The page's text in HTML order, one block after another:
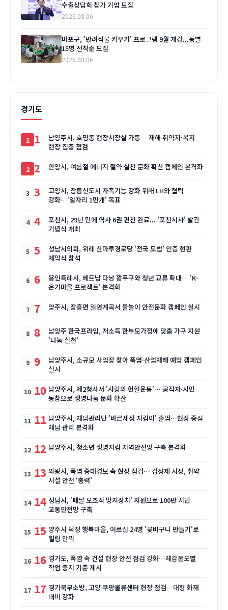
수출상담회 참가 기업 모집
2026.08.06
마포구, '반려식물 키우기' 프로그램 9월 개강...동별
15명 선착순 모집
2026.08.06
경기도
1
남양주시, 호평동 현장시장실 가동… 재해 취약지·복지
현장 집중 점검
2 안양시, 여름철 에너지 절약 실천 문화 확산 캠페인 본격화
3
고양시, 창릉신도시 자족기능 강화 위해 LH와 협력
강화…'일자리 1만개' 목표
4
포천시, 29년 만에 역사 6권 편찬 완료... '포천시사' 발간
기념식 개최
5
성남시의회, 위례 산마루경로당 '전국 모범' 인증 현판
제막식 참석
6
용인특례시, 베트남 다낭 꽝푸구와 청년 교류 확대… 'K-
온기마을 프로젝트' 본격화
7 양주시, 장흥면 일영계곡서 물놀이 안전문화 캠페인 실시
8
남양주 한국프라임, 저소득 한부모가정에 맞춤 가구 지원
'나눔 실천'
9
남양주시, 소규모 사업장 찾아 폭염·산업재해 예방 캠페인
실시
10 남양주시, 제2청사서 '사랑의 헌혈운동'… 공직자·시민
동참으로 생명나눔 문화 확산
11 남양주시, 체납관리단 '바른세정 지킴이' 출범…현장 중심
체납 관리 본격화
12 남양주시, 청소년 생명지킴 지역안전망 구축 본격화
13 의왕시, 폭염 중대경보 속 현장 점검… 김성제 시장, 취약
시설 안전 ‘총력’
14 성남시, '페달 오조작 방지장치' 지원으로 100만 시민
교통안전망 구축
15 양주시 덕정 행복마을, 어르신 24명 '꽃바구니 만들기'로
힐링 만끽
16 경기도, 폭염 속 건설 현장 안전 점검 강화…체감온도별
작업 중지 기준 제시
17 경기북부소방, 고양 쿠팡물류센터 현장 점검…대형 화재
대비 강화